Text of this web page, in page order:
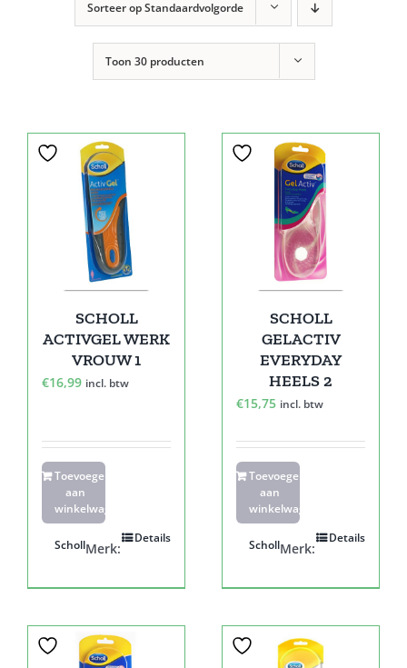
Sorteer opStandaardvolgorde
Toon 30 producten
SCHOLL
ACTIVGEL WERK
VROUW 1
€16,99 incl. btw
Toevoegen
aan
winkelwagen
Details
Merk:
Scholl
SCHOLL
GELACTIV
EVERYDAY
HEELS 2
€15,75 incl. btw
Toevoegen
aan
winkelwagen
Details
Merk:
Scholl